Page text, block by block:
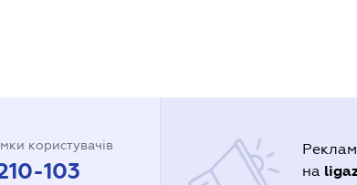
користувачів
103
на